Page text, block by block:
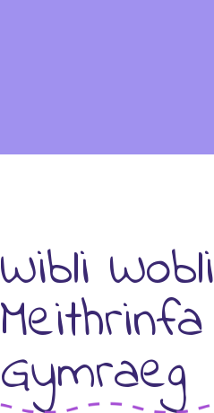
Wibli Wobli
Meithrinfa
Gymraeg